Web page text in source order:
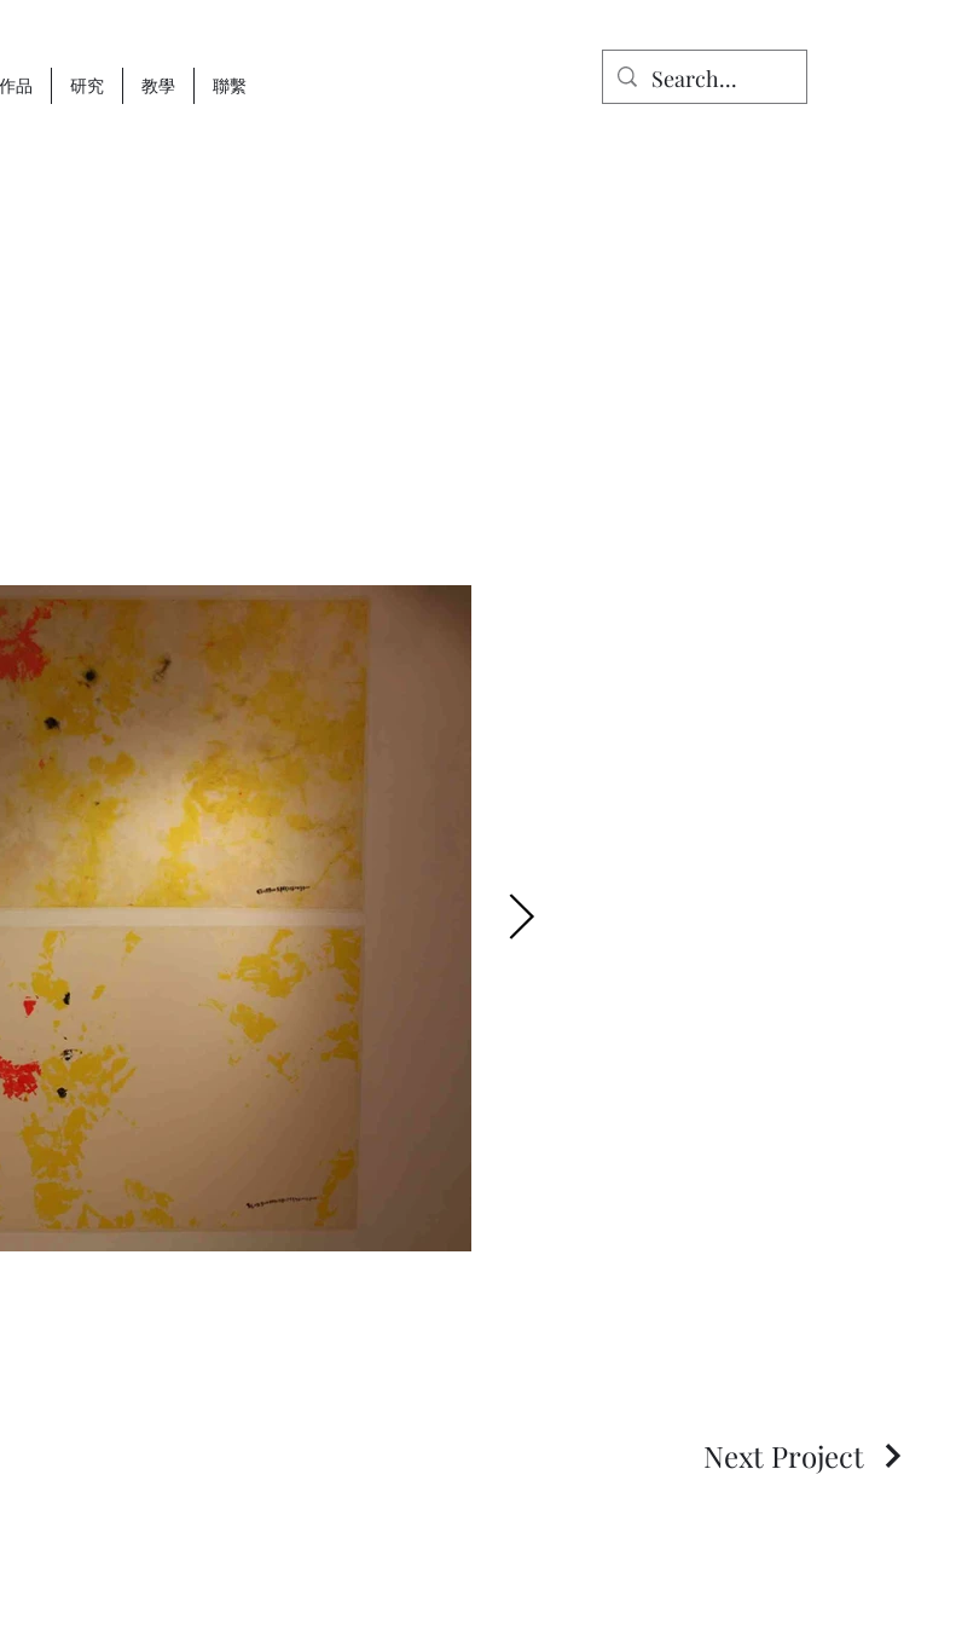
作品 研究 教學 聯繫
Next Project